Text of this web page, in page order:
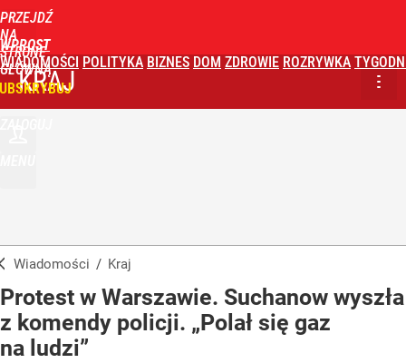
PRZEJDŹ
NA
STRONĘ
GŁÓWNĄ
WPROST
WIADOMOŚCI POLITYKA BIZNES DOM ZDROWIE ROZRYWKA
KRAJ
Wiadomości / Kraj
Protest w Warszawie. Suchanow wyszła
z komendy policji. „Polał się gaz
na ludzi”